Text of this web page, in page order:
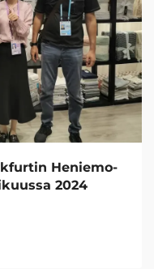
Heniemo-
2024